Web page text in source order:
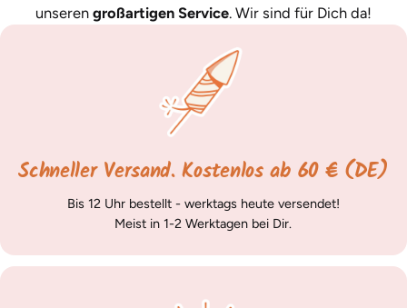
unseren großartigen Service. Wir sind für Dich da!
Schneller Versand. Kostenlos ab 60 € (DE)
Bis 12 Uhr bestellt - werktags heute versendet!
Meist in 1-2 Werktagen bei Dir.